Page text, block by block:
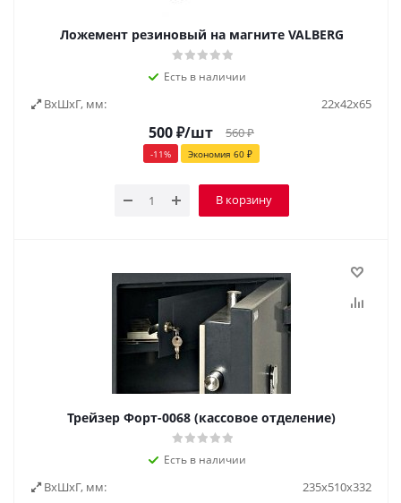
Ложемент резиновый на магните VALBERG
Есть в наличии
ВxШxГ, мм: 22x42x65
500₽/шт 560₽
-11% Экономия 60 ₽
В корзину
Трейзер Форт-0068 (кассовое отделение)
Есть в наличии
ВxШxГ, мм:
235х510х332